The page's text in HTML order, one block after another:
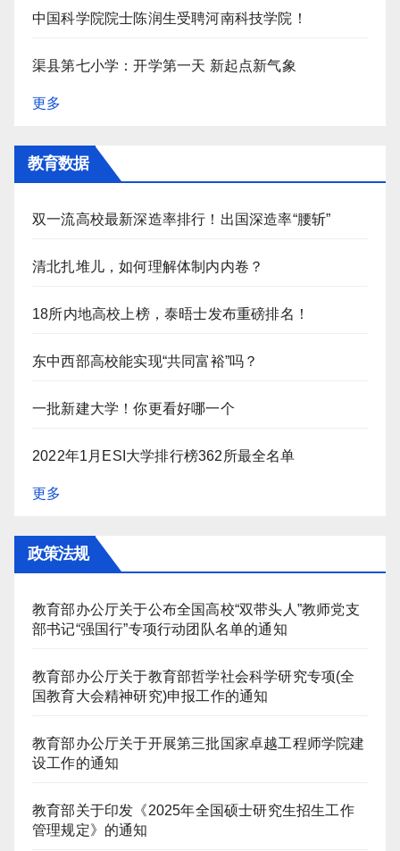
中国科学院院士陈润生受聘河南科技学院！
渠县第七小学：开学第一天 新起点新气象
更多
教育数据
双一流高校最新深造率排行！出国深造率“腰斩”
清北扎堆儿，如何理解体制内内卷？
18所内地高校上榜，泰晤士发布重磅排名！
东中西部高校能实现“共同富裕”吗？
一批新建大学！你更看好哪一个
2022年1月ESI大学排行榜362所最全名单
更多
政策法规
教育部办公厅关于公布全国高校“双带头人”教师党支
部书记“强国行”专项行动团队名单的通知
教育部办公厅关于教育部哲学社会科学研究专项(全
国教育大会精神研究)申报工作的通知
教育部办公厅关于开展第三批国家卓越工程师学院建
设工作的通知
教育部关于印发《2025年全国硕士研究生招生工作
管理规定》的通知